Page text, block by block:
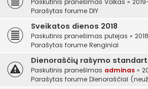
Paskutinis pranešimas Volkas «
Parašytas forume DIY
Sveikatos dienos 2018
Paskutinis pranešimas putejas «
Parašytas forume Renginiai
Dienoraščių rašymo
Paskutinis pranešimas adminas «
Parašytas forume Dienoraščiai